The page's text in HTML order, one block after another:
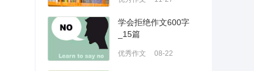
学会拒绝作文600字
_15篇
优秀作文 08-22